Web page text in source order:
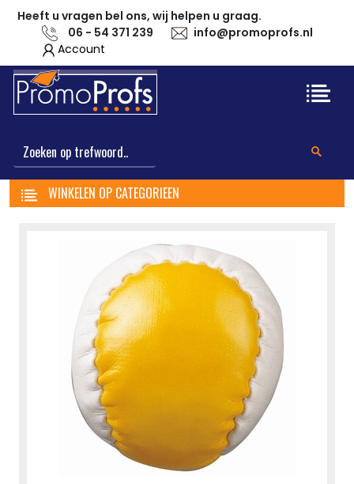
Heeft u vragen bel ons, wij helpen u graag.
06 - 54 371 239
info@promoprofs.nl
Account
WINKELEN OP CATEGORIEEN